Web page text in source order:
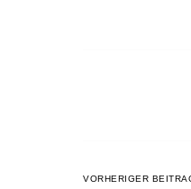
VORHERIGER